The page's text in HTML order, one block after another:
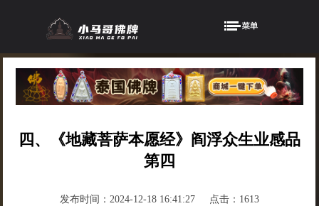
四、《地藏菩萨本愿经》阎浮众生业感品
第四
发布时间：2024-12-18 16:41:27
点击：1613